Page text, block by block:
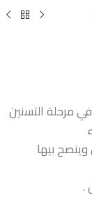
مرحلة التسنين
بيها
.